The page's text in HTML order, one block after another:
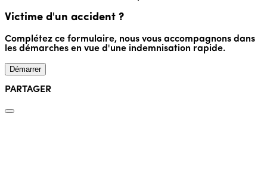
Victime d'un accident ?
Complétez ce formulaire, nous vous accompagnons dans
les démarches en vue d'une indemnisation rapide.
Démarrer
PARTAGER